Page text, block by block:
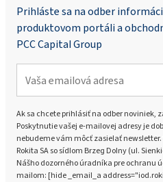
Prihláste sa na odber
produktovom portáli a
PCC Capital Group
Ak sa chcete prihlásiť na odber noviniek,
Poskytnutie vašej e-mailovej adresy je
nebudeme vám môcť zasielať newsletter.
Rokita SA so sídlom Brzeg Dolny (ul.
Nášho dozorného úradníka pre ochranu
mailom: [hide _email_a